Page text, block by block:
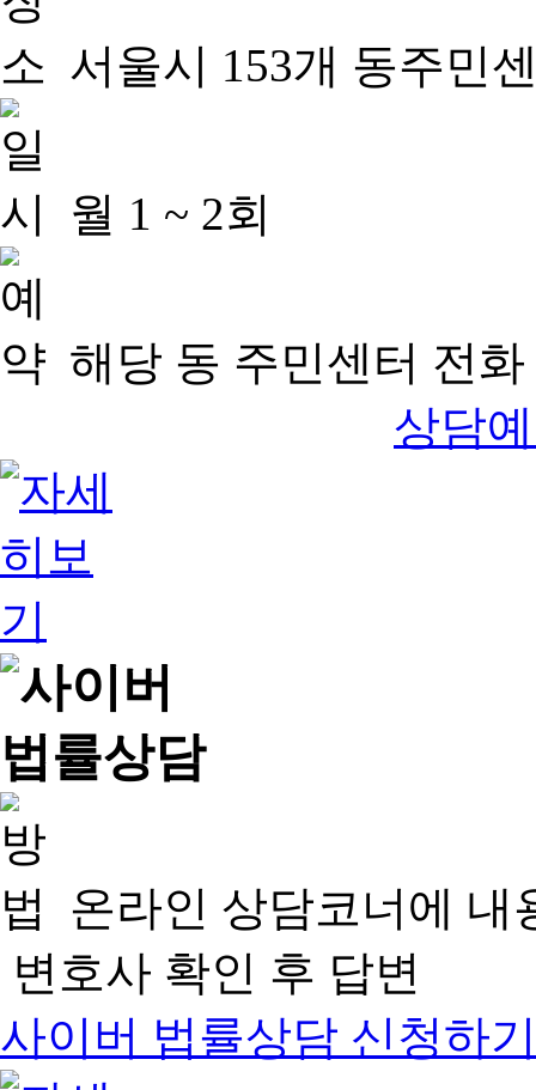
서울시 153개 동주민
월 1 ~ 2회
해당 동 주민센터 전
상담
온라인 상담코너에 내
변호사 확인 후 답변
사이버 법률상담 신청하기